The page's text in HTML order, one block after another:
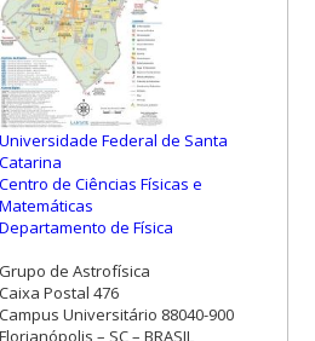
Universidade Federal de Santa
Catarina
Centro de Ciências Físicas e
Matemáticas
Departamento de Física
Grupo de Astrofísica
Caixa Postal 476
Campus Universitário 88040-900
Florianópolis – SC – BRASIL